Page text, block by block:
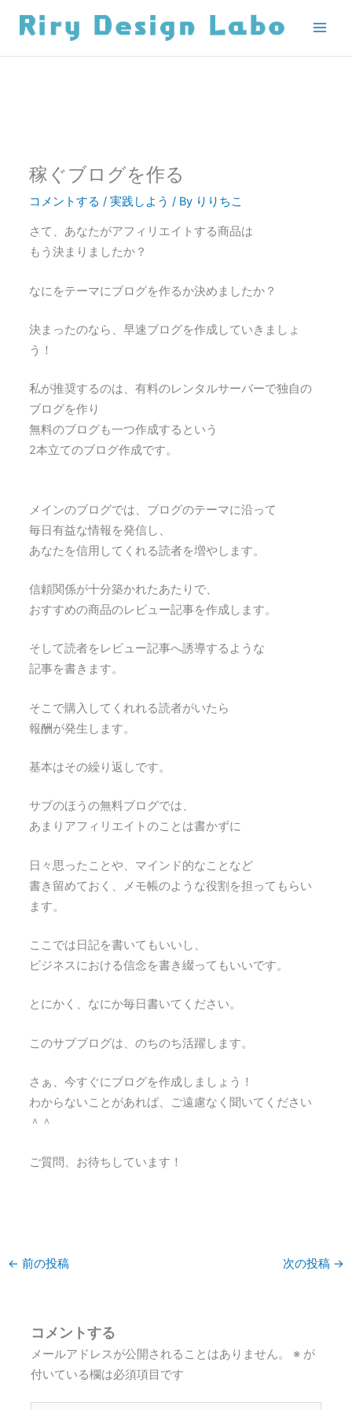
稼ぐブログを作る
コメントする /実践しよう / By りりちこ
さて、あなたがアフィリエイトする商品は
もう決まりましたか？
なにをテーマにブログを作るか決めましたか？
決まったのなら、早速ブログを作成していきましょ
う！
私が推奨するのは、有料のレンタルサーバーで独自の
ブログを作り
無料のブログも一つ作成するという
2本立てのブログ作成です。
メインのブログでは、ブログのテーマに沿って
毎日有益な情報を発信し、
あなたを信用してくれる読者を増やします。
信頼関係が十分築かれたあたりで、
おすすめの商品のレビュー記事を作成します。
そして読者をレビュー記事へ誘導するような
記事を書きます。
そこで購入してくれれる読者がいたら
報酬が発生します。
基本はその繰り返しです。
サブのほうの無料ブログでは、
あまりアフィリエイトのことは書かずに
日々思ったことや、マインド的なことなど
書き留めておく、メモ帳のような役割を担ってもらい
ます。
ここでは日記を書いてもいいし、
ビジネスにおける信念を書き綴ってもいいです。
とにかく、なにか毎日書いてください。
このサブブログは、のちのち活躍します。
さぁ、今すぐにブログを作成しましょう！
わからないことがあれば、ご遠慮なく聞いてください
＾＾
ご質問、お待ちしています！
← 前の投稿 次の投稿 →
コメントする
メールアドレスが公開されることはありません。 ※ が
付いている欄は必須項目です